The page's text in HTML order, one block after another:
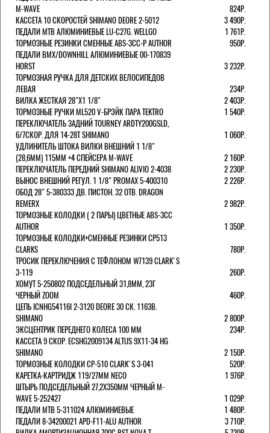
M-WAVE
824Р.
КАССЕТА 10 СКОРОСТЕЙ SHIMANO DEORE 2-5012
3 490Р.
ПЕДАЛИ MTB АЛЮМИНИЕВЫЕ LU-C27G. WELLGO
1 761Р.
ТОРМОЗНЫЕ РЕЗИНКИ СМЕННЫЕ ABS-3CC-P AUTHOR
950Р.
ПЕДАЛИ BMX/DOWNHILL АЛЮМИНИЕВЫЕ 00-170839
HORST
3 232Р.
ТОРМОЗНАЯ РУЧКА ДЛЯ ДЕТСКИХ ВЕЛОСИПЕДОВ
ЛЕВАЯ
234Р.
ВИЛКА ЖЕСТКАЯ 28"Х1 1/8"
2 403Р.
ТОРМОЗНЫЕ РУЧКИ ML520 V-БРЭЙК ПАРА TEKTRO
1 540Р.
ПЕРЕКЛЮЧАТЕЛЬ ЗАДНИЙ TOURNEY ARDTY200GSLD,
6/7СКОР. ДЛЯ 14-28T SHIMANO
1 060Р.
УДЛИНИТЕЛЬ ШТОКА ВИЛКИ ВНЕШНИЙ 1 1/8"
(28,6ММ) 115ММ +4 СПЕЙСЕРА M-WAVE
2 160Р.
ПЕРЕКЛЮЧАТЕЛЬ ПЕРЕДНИЙ SHIMANO ALIVIO 2-4038
2 230Р.
ВЫНОС ВНЕШНИЙ РЕГУЛ. 1 1/8" PROMAX 5-400310
2 226Р.
ОБОД 28" 5-380333 ДВ. ПИСТОН. 32 ОТВ. DRAGON
REMERX
2 982Р.
ТОРМОЗНЫЕ КОЛОДКИ ( 2 ПАРЫ) ЦВЕТНЫЕ ABS-3CC
AUTHOR
1 350Р.
ТОРМОЗНЫЕ КОЛОДКИ+СМЕННЫЕ РЕЗИНКИ CP513
CLARKS
780Р.
ТРОСИК ПЕРЕКЛЮЧЕНИЯ С ТЕФЛОНОМ W7139 СLARK'S
3-119
260Р.
ХОМУТ 5-250802 ПОДСЕДЕЛЬНЫЙ 31,8ММ, 23Г
ЧЕРНЫЙ ZOOM
460Р.
ЦЕПЬ ICNHG54116I 2-3120 DEORE 30 СК. 116ЗВ.
SHIMANO
2 800Р.
ЭКСЦЕНТРИК ПЕРЕДНЕГО КОЛЕСА 100 ММ
234Р.
КАССЕТА 9 СКОР. ECSHG2009134 ALTUS 9Х11-34 HG
SHIMANO
2 150Р.
ТОРМОЗНЫЕ КОЛОДКИ CP-510 CLARK'S 3-041
520Р.
КАРЕТКА-КАРТРИДЖ 119/27ММ NECO
1 976Р.
ШТЫРЬ ПОДСЕДЕЛЬНЫЙ 27,2Х350ММ ЧЕРНЫЙ M-
WAVE 5-252427
1 029Р.
ПЕДАЛИ MTB 5-311024 АЛЮМИНИЕВЫЕ
1 480Р.
ПЕДАЛИ 8-34200021 APD-F11-ALU AUTHOR
3 710Р.